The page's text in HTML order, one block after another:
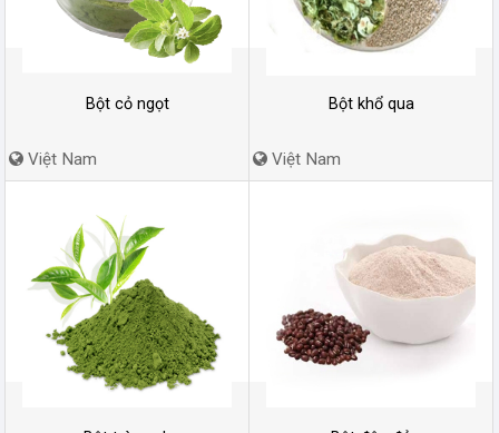
Bột cỏ ngọt
Việt Nam
Bột khổ qua
Việt Nam